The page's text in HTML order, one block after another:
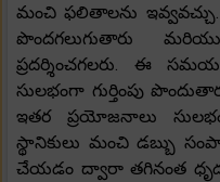
మంచి ఫలితాలను
పొందగలుగుతారు
ప్రదర్శించగలరు. ఈ
సులభంగా గుర్తింపు
ఇతర ప్రయోజనాలు
స్థానికులు మంచి డబ్బు
చేయడం ద్వారా తగినంత